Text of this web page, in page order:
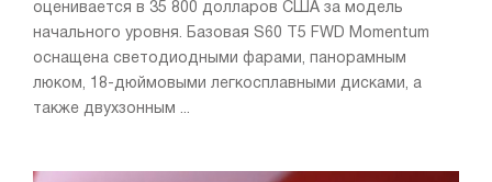
оценивается в 35 800 долларов США за модель
начального уровня. Базовая S60 T5 FWD Momentum
оснащена светодиодными фарами, панорамным
люком, 18-дюймовыми легкосплавными дисками, а
также двухзонным ...